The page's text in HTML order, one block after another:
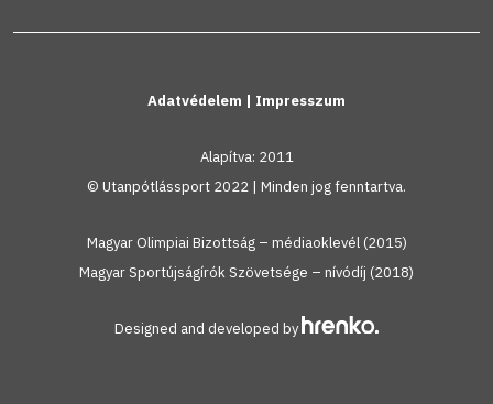
Adatvédelem | Impresszum
Alapítva: 2011
© Utanpótlássport 2022 | Minden jog fenntartva.
Magyar Olimpiai Bizottság – médiaoklevél (2015)
Magyar Sportújságírók Szövetsége – nívódíj (2018)
Designed and developed by